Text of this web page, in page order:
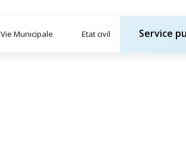
Vie Municipale Etat civil Service